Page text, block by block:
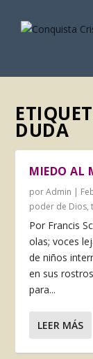
DUDA
MIEDO AL
porAdmin |
poder de Dios,
Por Francis
olas; voces
de niños
en sus
para...
LEER MÁS